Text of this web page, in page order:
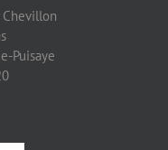
Puisaye